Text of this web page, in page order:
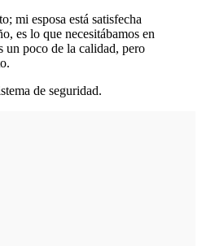
mi esposa está satisfecha
es lo que necesitábamos en
un poco de la calidad, pero
de seguridad.